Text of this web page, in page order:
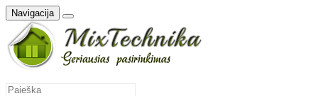
Navigacija